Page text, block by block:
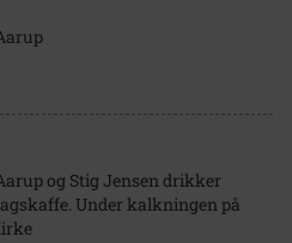
og Stig Jensen drikker
Under kalkningen på